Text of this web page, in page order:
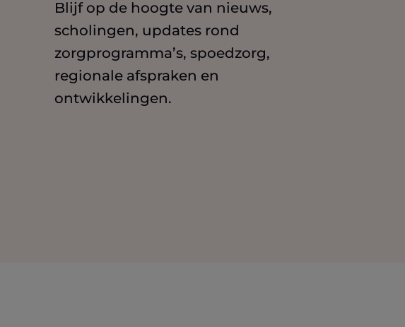
Blijf op de hoogte van nieuws,
scholingen, updates rond
zorgprogramma’s, spoedzorg,
regionale afspraken en
ontwikkelingen.